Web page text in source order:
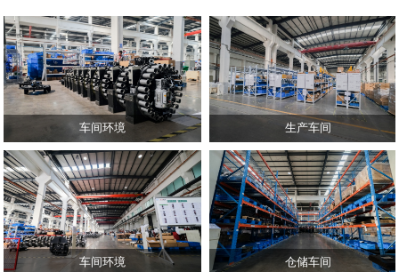
人
力
资
源
联
们
车间环境 生产车间
车间环境 仓储车间